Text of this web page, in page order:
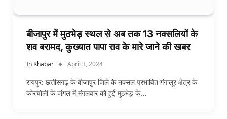
बीजापुर में मुठभेड़ स्थल से अब तक 13 नक्सलियों के
शव बरामद, कुख्यात पापा राव के मारे जाने की खबर
In Khabar April 3, 2024
रायपुर: छत्तीसगढ़ के बीजापुर जिले के नक्सल प्रभावित गंगालूर क्षेत्र के
कोरचोली के जंगल में मंगलवार को हुई मुठभेड़ के…